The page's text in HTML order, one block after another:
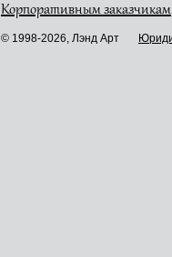
Корпоративным заказчикам
© 1998-2026, Лэнд Арт